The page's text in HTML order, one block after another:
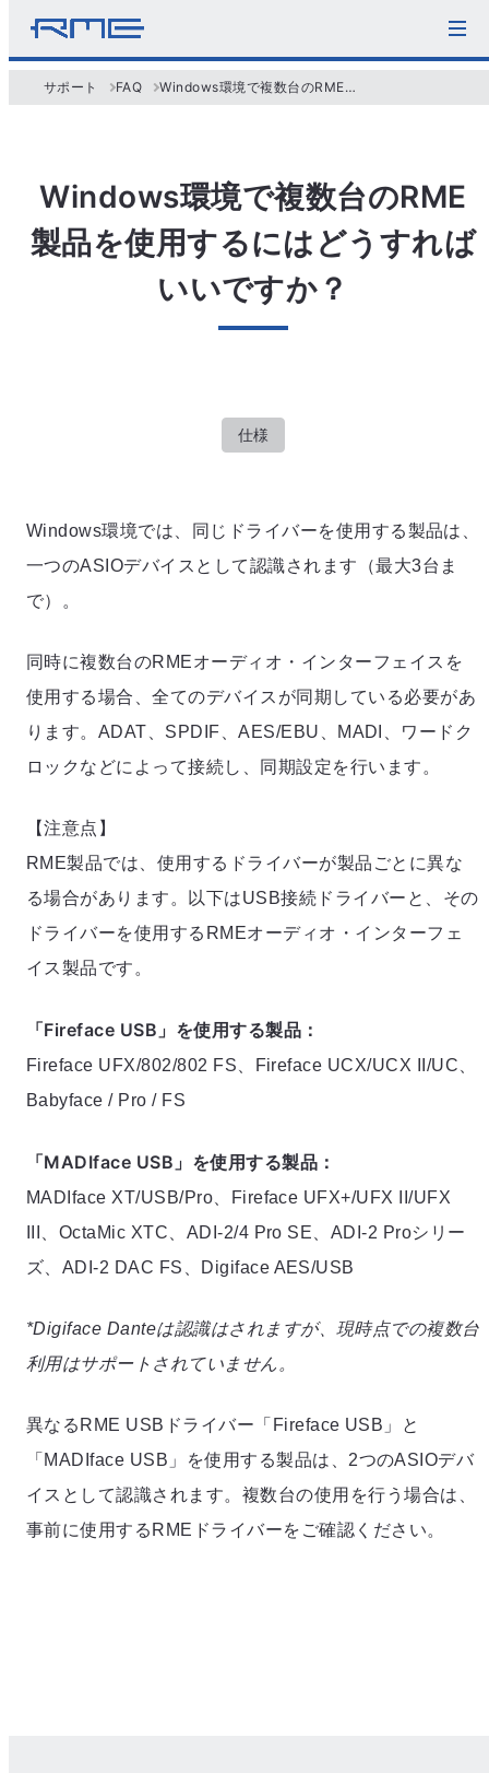
サポート FAQ Windows環境で複数台のRME製品を使用するにはどうすればいいですか？
Windows環境で複数台のRME
製品を使用するにはどうすれば
いいですか？
仕様
Windows環境では、同じドライバーを使用する製品は、
一つのASIOデバイスとして認識されます（最大3台ま
で）。
同時に複数台のRMEオーディオ・インターフェイスを
使用する場合、全てのデバイスが同期している必要があ
ります。ADAT、SPDIF、AES/EBU、MADI、ワードク
ロックなどによって接続し、同期設定を行います。
【注意点】
RME製品では、使用するドライバーが製品ごとに異な
る場合があります。以下はUSB接続ドライバーと、その
ドライバーを使用するRMEオーディオ・インターフェ
イス製品です。
「Fireface USB」を使用する製品：
Fireface UFX/802/802 FS、Fireface UCX/UCX II/UC、
Babyface / Pro / FS
「MADIface USB」を使用する製品：
MADIface XT/USB/Pro、Fireface UFX+/UFX II/UFX
III、OctaMic XTC、ADI-2/4 Pro SE、ADI-2 Proシリー
ズ、ADI-2 DAC FS、Digiface AES/USB
*Digiface Danteは認識はされますが、現時点での複数台
利用はサポートされていません。
異なるRME USBドライバー「Fireface USB」と
「MADIface USB」を使用する製品は、2つのASIOデバ
イスとして認識されます。複数台の使用を行う場合は、
事前に使用するRMEドライバーをご確認ください。